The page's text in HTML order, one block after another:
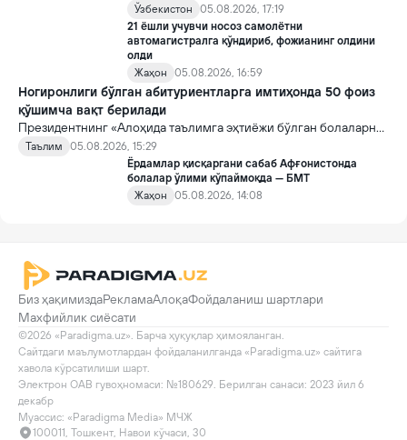
Ўзбекистон
05.08.2026, 17:19
21 ёшли учувчи носоз самолётни
автомагистралга қўндириб, фожианинг олдини
олди
Жаҳон
05.08.2026, 16:59
Ногиронлиги бўлган абитуриентларга имтиҳонда 50 фоиз
қўшимча вақт берилади
Президентнинг «Алоҳида таълимга эҳтиёжи бўлган болаларни
таълим ва ижтимоий хизматлар билан қамраб олиш тизимини
такомиллаштириш бўйича қўшимча чора-тадбирлар
тўғрисида»ги қарори билан инклюзив таълим соҳасида қатор
янги механизмлар жорий этилади.
Таълим
05.08.2026, 15:29
Ёрдамлар қисқаргани сабаб Афғонистонда
болалар ўлими кўпаймоқда — БМТ
Жаҳон
05.08.2026, 14:08
Биз ҳақимиздаРекламаАлоқаФойдаланиш шартлари
Махфийлик сиёсати
©2026 «Paradigma.uz». Барча ҳуқуқлар ҳимояланган.
Сайтдаги маълумотлардан фойдаланилганда «Paradigma.uz» сайтига
хавола кўрсатилиши шарт.
Электрон ОАВ гувоҳномаси: №180629. Берилган санаси: 2023 йил 6
декабр
Муассис: «Paradigma Media» МЧЖ
100011, Тошкент, Навои кўчаси, 30